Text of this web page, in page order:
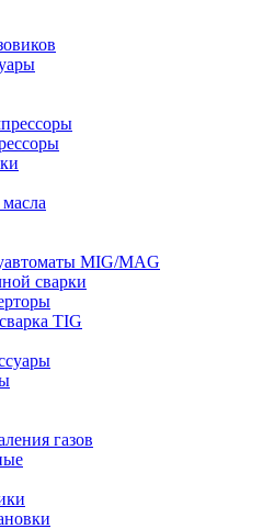
MIG/MAG
сварки
TIG
газов